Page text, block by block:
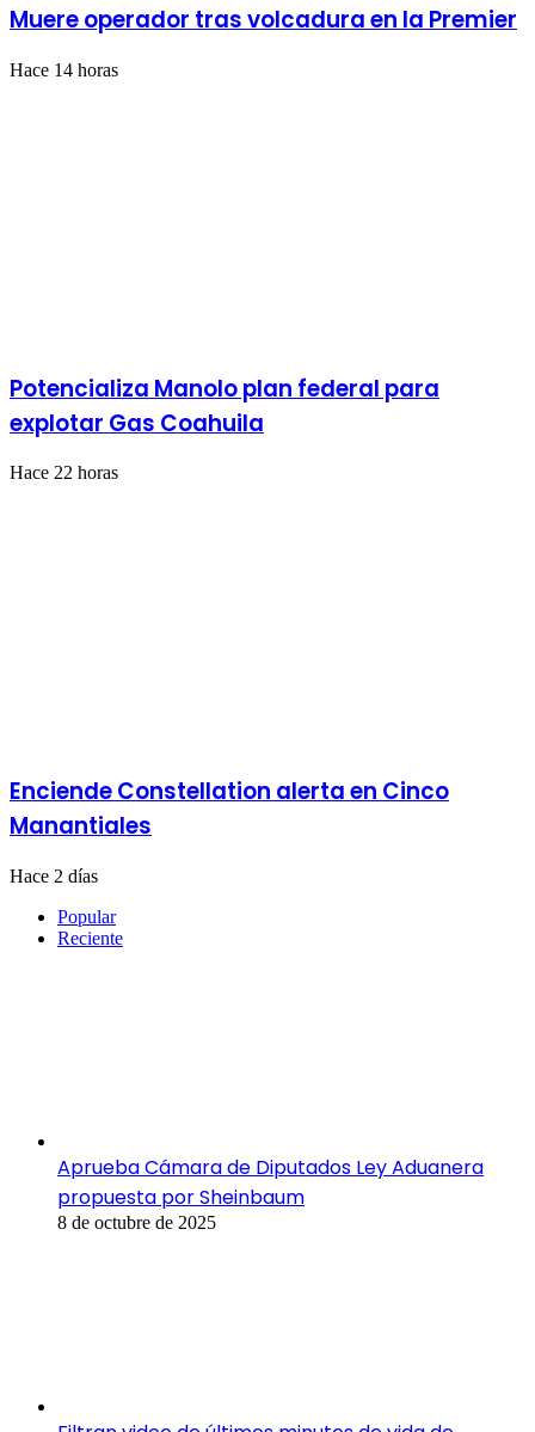
Muere operador tras volcadura en la Premier
Hace 14 horas
Potencializa Manolo plan federal para
explotar Gas Coahuila
Hace 22 horas
Enciende Constellation alerta en Cinco
Manantiales
Hace 2 días
Popular
Reciente
Aprueba Cámara de Diputados Ley Aduanera
propuesta por Sheinbaum
8 de octubre de 2025